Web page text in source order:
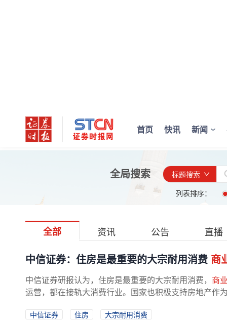
首页 快讯 新闻
全局搜索
标题搜索
列表排序：
全部 资讯 公告 直播
中信证券：住房是最重要的大宗耐用消费 商
中信证券研报认为，住房是最重要的大宗耐用消费， 商
运营，都在接轨大消费行业。国家也积极支持房地产作
中信证券 住房
大宗耐用消费